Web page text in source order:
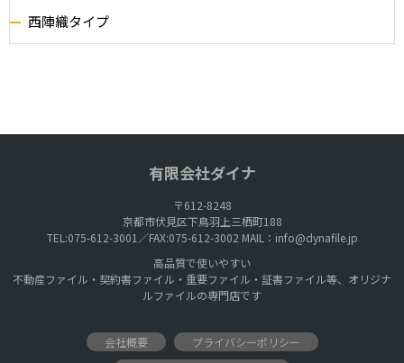
西陣織タイプ
有限会社ダイナ
〒612-8248
京都市伏見区下鳥羽上三栖町188
TEL:075-612-3001／FAX:075-612-3002 MAIL： info@dynafile.jp
高品質で使いやすい
不動産ファイル・契約書ファイル・重要ファイル・証書ファイル等、オリジナ
ルファイルの専門店です
会社概要
プライバシーポリシー